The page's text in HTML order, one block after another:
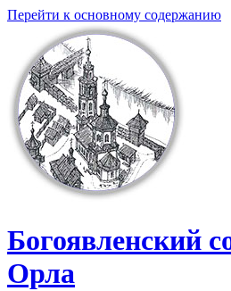
Перейти к основному содержанию
Богоявленский
Орла